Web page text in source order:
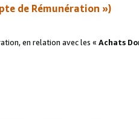
de Rémunération »)
en relation avec les « Achats